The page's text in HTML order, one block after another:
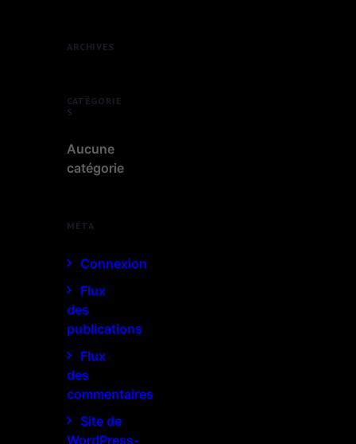
ARCHIVES
CATÉGORIE
S
Aucune
catégorie
MÉTA
Connexion
Flux
des
publications
Flux
des
commentaires
Site de
WordPress-